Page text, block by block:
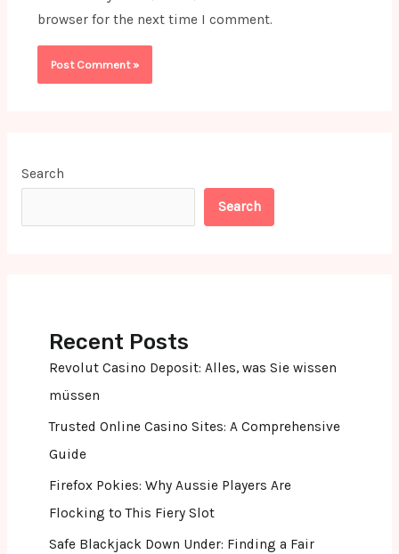
browser for the next time I comment.
Search
Search
Recent Posts
Revolut Casino Deposit: Alles, was Sie wissen
müssen
Trusted Online Casino Sites: A Comprehensive
Guide
Firefox Pokies: Why Aussie Players Are
Flocking to This Fiery Slot
Safe Blackjack Down Under: Finding a Fair